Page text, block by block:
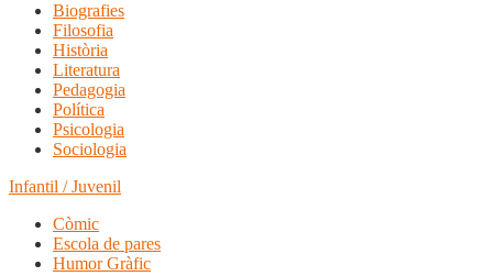
Biografies
Filosofia
Història
Literatura
Pedagogia
Política
Psicologia
Sociologia
Infantil / Juvenil
Còmic
Escola de pares
Humor Gràfic